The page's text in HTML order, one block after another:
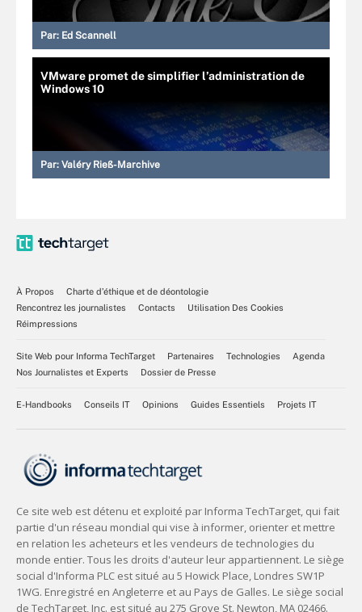
Par: Ed Scannell
VMware promet de simplifier l’administration de
Windows 10
Par: Valéry Rieß-Marchive
À Propos
Charte d’éthique et de déontologie
Rencontrez les journalistes
Contacts
Utilisation Des Cookies
Réimpressions
Site Web pour Informa TechTarget Partenaires Technologies
Agenda
Nos Journalistes et Experts
Dossier de Presse
E-Handbooks Conseils IT Opinions Guides Essentiels Projets IT